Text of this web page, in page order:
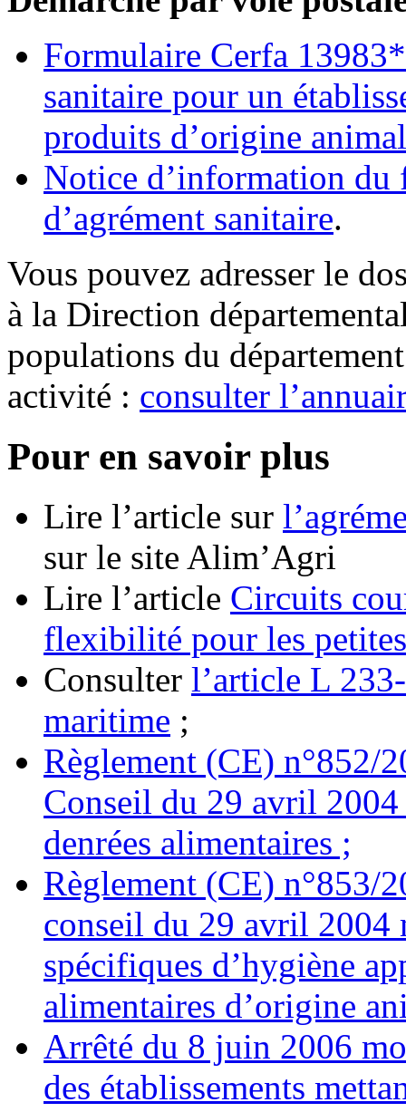
Formulaire Cerfa
sanitaire pour un
produits d’origine
Notice d’information du
d’agrément sanitaire.
Vous pouvez adresser le
à la Direction
populations du
activité : consulter
Pour en savoir plus
Lire l’article sur
sur le site Alim’Agri
Lire l’article Circuits
flexibilité pour les
Consulter l’article L
maritime ;
Règlement (CE) n°852/
Conseil du 29 avril
denrées alimentaires ;
Règlement (CE) n°853/
conseil du 29 avril
spécifiques d’hygiène
alimentaires d’origine
Arrêté du 8 juin 2006
des établissements